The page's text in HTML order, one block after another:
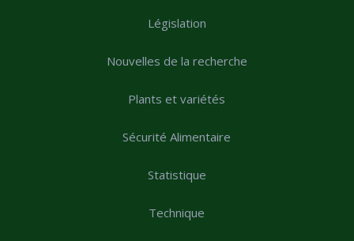
Législation
Nouvelles de la recherche
Plants et variétés
Sécurité Alimentaire
Statistique
Technique